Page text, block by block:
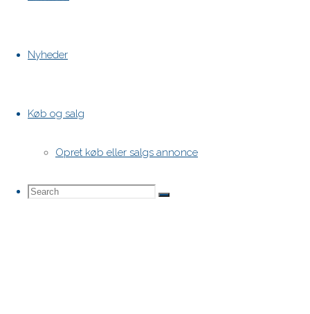
Nyheder
Køb og salg
Opret køb eller salgs annonce
Search
Search
Search